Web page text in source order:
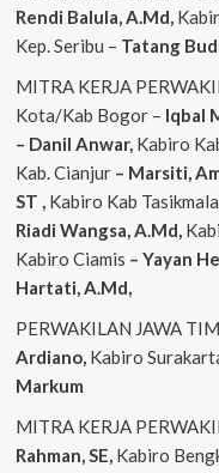
Rendi Balula, A.Md,
Kep. Seribu – Tatang
MITRA KERJA
Kota/Kab Bogor – Iqbal
– Danil Anwar, Kabiro
Kab. Cianjur– Marsiti,
ST , Kabiro Kab
Riadi Wangsa, A.Md,
Kabiro Ciamis – Yayan
Hartati, A.Md,
PERWAKILAN JAWA
Ardiano, Kabiro
Markum
MITRA KERJA
Rahman, SE, Kabiro